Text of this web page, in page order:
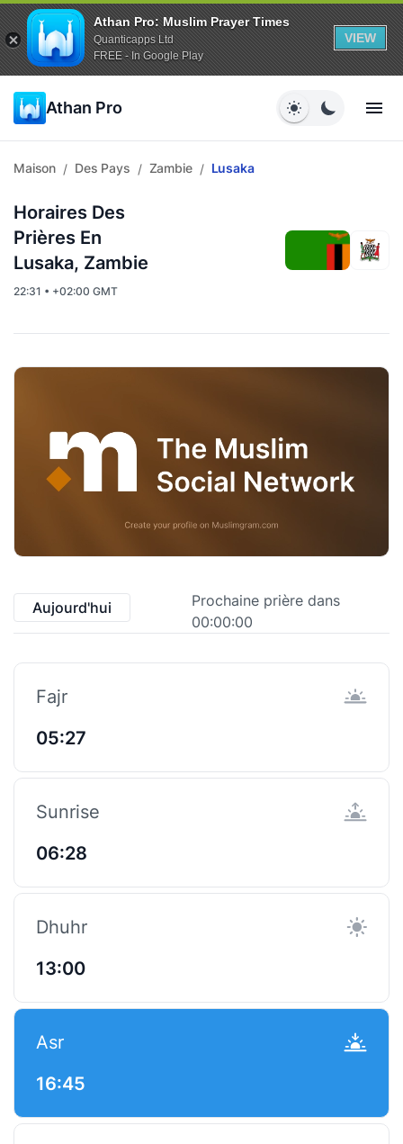
Athan Pro: Muslim Prayer Times
Quanticapps Ltd
FREE - In Google Play
VIEW
Athan Pro
Maison / Des Pays / Zambie / Lusaka
Horaires Des
Prières En
Lusaka, Zambie
22:31 • +02:00 GMT
Aujourd'hui
Prochaine prière dans
00:00:00
Fajr
05:27
Sunrise
06:28
Dhuhr
13:00
Asr
16:45